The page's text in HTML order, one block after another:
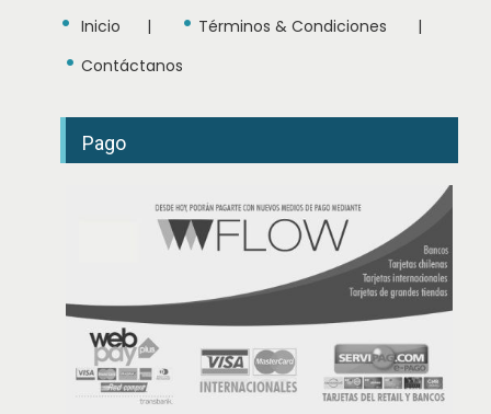
• Inicio | • Términos & Condiciones |
• Contáctanos
Pago